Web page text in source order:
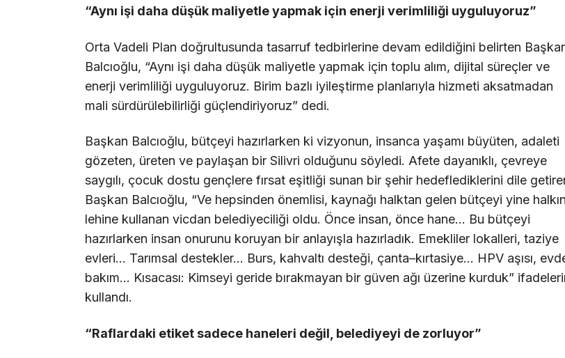
“Aynı işi daha düşük maliyetle yapmak için enerji verimliliği uyguluyoruz”
Orta Vadeli Plan doğrultusunda tasarruf tedbirlerine devam edildiğini belirten
Balcıoğlu, “Aynı işi daha düşük maliyetle yapmak için toplu alım, dijital süreçler ve
enerji verimliliği uyguluyoruz. Birim bazlı iyileştirme planlarıyla hizmeti aksatmadan
mali sürdürülebilirliği güçlendiriyoruz” dedi.
Başkan Balcıoğlu, bütçeyi hazırlarken ki vizyonun, insanca yaşamı büyüten, adaleti
gözeten, üreten ve paylaşan bir Silivri olduğunu söyledi. Afete dayanıklı, çevreye
saygılı, çocuk dostu gençlere fırsat eşitliği sunan bir şehir hedeflediklerini dile
Başkan Balcıoğlu, “Ve hepsinden önemlisi, kaynağı halktan gelen bütçeyi yine halkın
lehine kullanan vicdan belediyeciliği oldu. Önce insan, önce hane… Bu bütçeyi
hazırlarken insan onurunu koruyan bir anlayışla hazırladık. Emekliler lokalleri, taziye
evleri… Tarımsal destekler… Burs, kahvaltı desteği, çanta–kırtasiye… HPV aşısı,
bakım… Kısacası: Kimseyi geride bırakmayan bir güven ağı üzerine kurduk”
kullandı.
“Raflardaki etiket sadece haneleri değil, belediyeyi de zorluyor”